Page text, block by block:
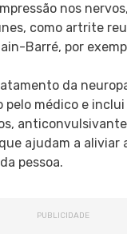
nos
como artrite
Barré, por
da
pelo médico e
ajudam a aliviar
pessoa.